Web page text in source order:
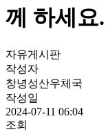
께 하세요.
자유게시판
작성자
창녕성산우체국
작성일
2024-07-11 06:04
조회